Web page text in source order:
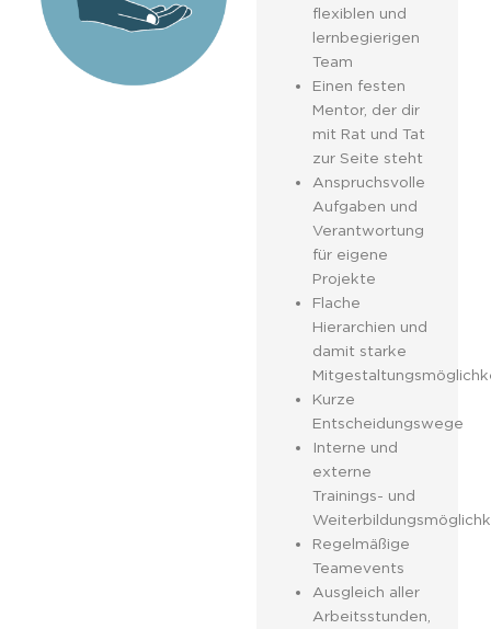
flexiblen und
lernbegierigen
Team
Einen festen
Mentor, der dir
mit Rat und Tat
zur Seite steht
Anspruchsvolle
Aufgaben und
Verantwortung
für eigene
Projekte
Flache
Hierarchien und
damit starke
Kurze
Entscheidungswege
Interne und
externe
Trainings- und
Regelmäßige
Teamevents
Ausgleich aller
Arbeitsstunden,